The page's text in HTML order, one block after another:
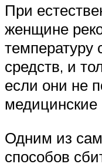
При
женщине
средств, и
если они не
медицинские
Одним из
способов